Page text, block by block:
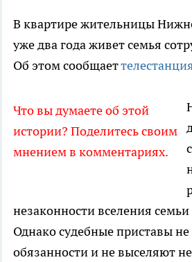
В квартире жительницы
уже два года живет семья
Об этом сообщает
Что вы думаете об этой
истории? Поделитесь своим
мнением в комментариях.
незаконности вселения
Однако судебные приставы
обязанности и не выселяют